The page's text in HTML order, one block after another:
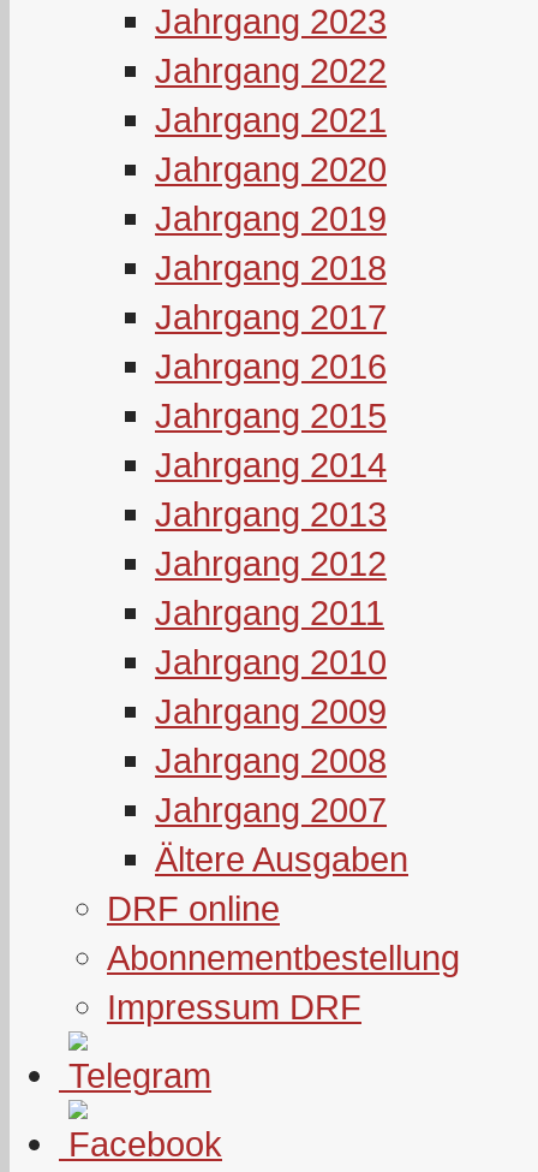
Jahrgang 2023
Jahrgang 2022
Jahrgang 2021
Jahrgang 2020
Jahrgang 2019
Jahrgang 2018
Jahrgang 2017
Jahrgang 2016
Jahrgang 2015
Jahrgang 2014
Jahrgang 2013
Jahrgang 2012
Jahrgang 2011
Jahrgang 2010
Jahrgang 2009
Jahrgang 2008
Jahrgang 2007
Ältere Ausgaben
DRF online
Abonnementbestellung
Impressum DRF